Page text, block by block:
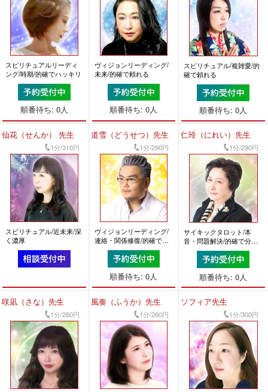
スピリチュアルリーディ
ング/時期/的確でハッキリ
順番待ち: 0人
ヴィジョンリーディング/
未来/的確で頼れる
順番待ち: 0人
スピリチュアル/複雑愛/的
確で頼れる
順番待ち: 0人
仙花（せんか） 先生
1分/310円
スピリチュアル/近未来/深
く濃厚
道雪（どうせつ）先生
1分/290円
ヴィジョンリーディング/
連絡・関係修復/的確で分
かりやすい
順番待ち: 0人
仁玲（にれい）先生
1分/290円
サイキックタロット/本
音・問題解決/的確で分か
りやすい
順番待ち: 0人
咲凪（さな）先生
1分/280円
風奏（ふうか）先生
1分/260円
ソフィア先生
1分/300円